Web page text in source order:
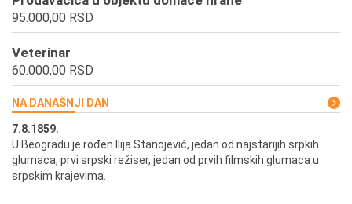
95.000,00 RSD
Veterinar
60.000,00 RSD
NA DANAŠNJI DAN
7.8.1859.
U Beogradu je rođen Ilija Stanojević, jedan od najstarijih srpkih
glumaca, prvi srpski režiser, jedan od prvih filmskih glumaca u
srpskim krajevima.